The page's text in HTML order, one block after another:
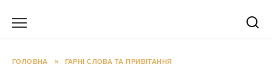
ГОЛОВНА » ГАРНІ СЛОВА ТА ПРИВІТАННЯ